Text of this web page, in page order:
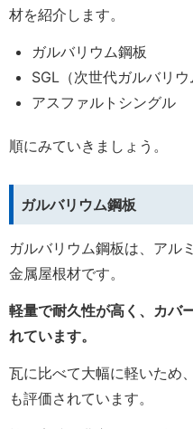
材を紹介します。
ガルバリウム鋼板
SGL（次世代ガルバリウ
アスファルトシングル
順にみていきましょう。
ガルバリウム鋼板
ガルバリウム鋼板は、アル
金属屋根材です。
軽量で耐久性が高く、カバ
れています。
瓦に比べて大幅に軽いため
も評価されています。